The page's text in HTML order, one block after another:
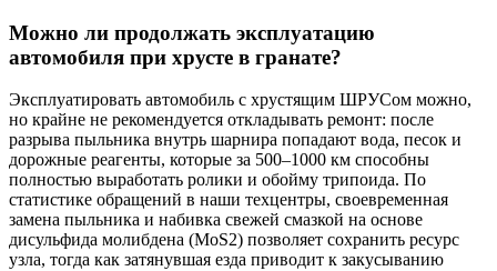
Можно ли продолжать эксплуатацию
автомобиля при хрусте в гранате?
Эксплуатировать автомобиль с хрустящим ШРУСом можно,
но крайне не рекомендуется откладывать ремонт: после
разрыва пыльника внутрь шарнира попадают вода, песок и
дорожные реагенты, которые за 500–1000 км способны
полностью выработать ролики и обойму трипоида. По
статистике обращений в наши техцентры, своевременная
замена пыльника и набивка свежей смазкой на основе
дисульфида молибдена (MoS2) позволяет сохранить ресурс
узла, тогда как затянувшая езда приводит к закусыванию